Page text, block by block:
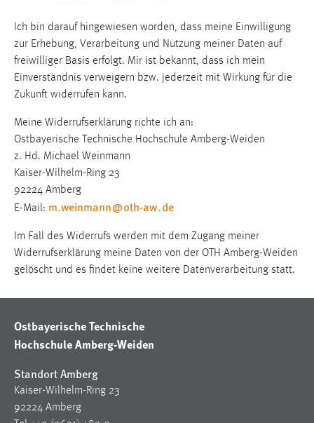
Ich bin darauf hingewiesen worden, dass meine Einwilligung
zur Erhebung, Verarbeitung und Nutzung meiner Daten auf
freiwilliger Basis erfolgt. Mir ist bekannt, dass ich mein
Einverständnis verweigern bzw. jederzeit mit Wirkung für die
Zukunft widerrufen kann.
Meine Widerrufserklärung richte ich an:
Ostbayerische Technische Hochschule Amberg-Weiden
z. Hd. Michael Weinmann
Kaiser-Wilhelm-Ring 23
92224 Amberg
E-Mail: m.weinmann@oth-aw.de
Im Fall des Widerrufs werden mit dem Zugang meiner
Widerrufserklärung meine Daten von der OTH Amberg-Weiden
gelöscht und es findet keine weitere Datenverarbeitung statt.
Ostbayerische Technische
Hochschule Amberg-Weiden
Standort Amberg
Kaiser-Wilhelm-Ring 23
92224 Amberg
Zweck:
Dieser Cookie speichert die ausgewählten Einverständnis-
Optionen des Benutzers
Cookie Laufzeit:
Performance
Name:
staticfilecache
Für performante Seitenauslieferung wird in diesem Cookie
gespeichert, ob man eingeloggt ist.
site-language-preference
Das Cookie speichert die gewählte Sprache der Website.
Cookie Laufzeit:
30 Tage